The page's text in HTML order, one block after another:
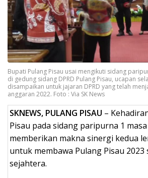
Bupati Pulang Pisau usai mengikuti sidang
di gedung sidang DPRD Pulang Pisau, ucapan
disampaikan untuk jajaran DPRD yang telah
anggaran 2022. Foto : Via SK News
SKNEWS, PULANG PISAU –
Pisau pada sidang paripurna 1
memberikan makna sinergi kedua
untuk membawa Pulang Pisau 2023
sejahtera.